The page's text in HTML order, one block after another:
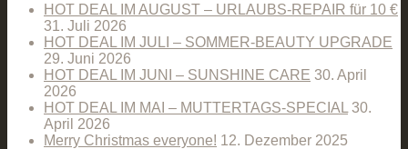
HOT DEAL IM AUGUST – URLAUBS-REPAIR für 10 €
31. Juli 2026
HOT DEAL IM JULI – SOMMER-BEAUTY UPGRADE
29. Juni 2026
HOT DEAL IM JUNI – SUNSHINE CARE 30. April
2026
HOT DEAL IM MAI – MUTTERTAGS-SPECIAL 30.
April 2026
Merry Christmas everyone! 12. Dezember 2025